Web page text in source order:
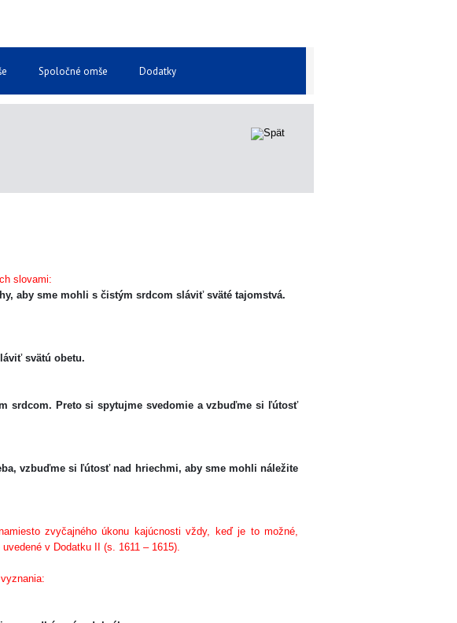
Spoločné omše Dodatky
slovami:
aby sme mohli s čistým srdcom sláviť sväté tajomstvá.
svätú obetu.
srdcom. Preto si spytujme svedomie a vzbuďme si ľútosť
vzbuďme si ľútosť nad hriechmi, aby sme mohli náležite
zvyčajného úkonu kajúcnosti vždy, keď je to možné,
v Dodatku II (s. 1611 – 1615).